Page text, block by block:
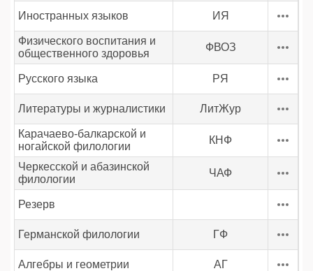
Иностранных языков ИЯ
Физического воспитания и
общественного здоровья
ФВОЗ
Русского языка РЯ
Литературы и журналистики ЛитЖур
Карачаево-балкарской и
ногайской филологии
КНФ
Черкесской и абазинской
филологии
ЧАФ
Резерв
Германской филологии ГФ
Алгебры и геометрии АГ